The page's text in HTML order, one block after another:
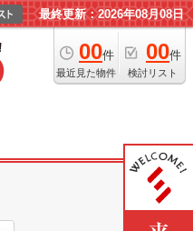
最終更新：2026年08月08日
00件
最近見た物件
00件
検討リスト